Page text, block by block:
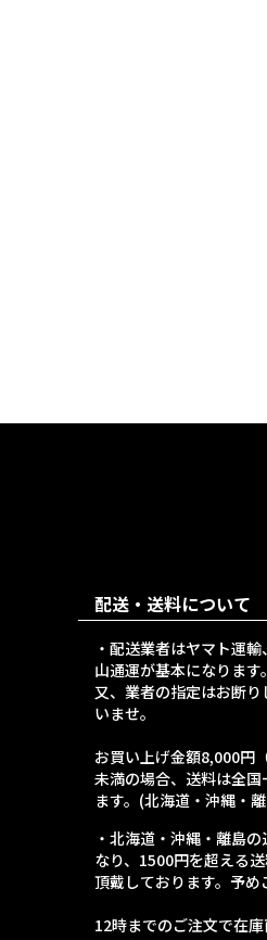
配送・送料について
・配送業者はヤマト運
山通運が基本になります。
又、業者の指定はお断
いませ。
お買い上げ金額8,000円
未満の場合、送料は全
ます。(北海道・沖縄・
・北海道・沖縄・離島
なり、1500円を超える
頂戴しております。予め
12時までのご注文で在